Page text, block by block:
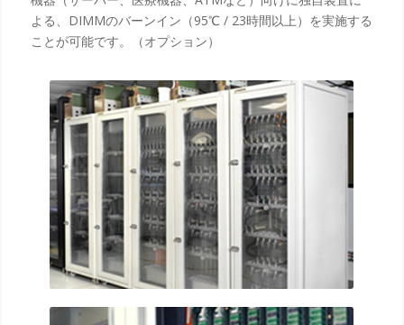
よる、DIMMのバーンイン（95℃ / 23時間以上）を実施する
ことが可能です。（オプション）